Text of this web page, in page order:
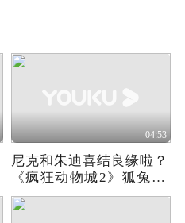
04:53
尼克和朱迪喜结良缘啦？
《疯狂动物城2》狐兔CP
兑现9年之约